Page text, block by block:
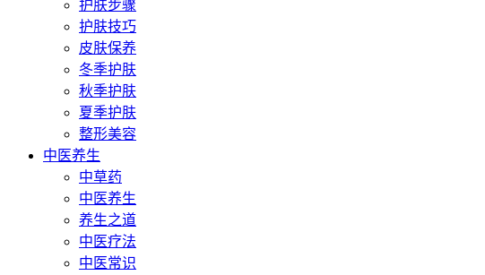
护肤步骤
护肤技巧
皮肤保养
冬季护肤
秋季护肤
夏季护肤
整形美容
中医养生
中草药
中医养生
养生之道
中医疗法
中医常识